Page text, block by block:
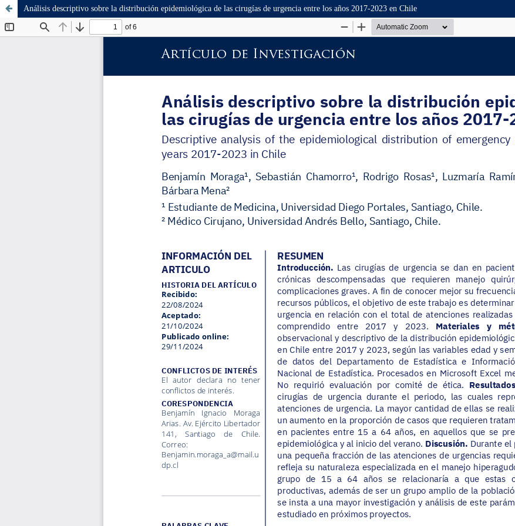
Análisis descriptivo sobre la distribución epidemiológica de las cirugías de urgencia entre los años 2017-2023 en Chile